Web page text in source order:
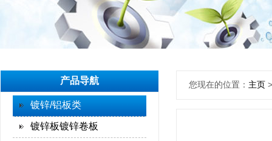
产品导航
镀锌/铝板类
镀锌板镀锌卷板
您现在的位置： 主页